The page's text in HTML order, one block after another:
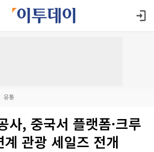
유통
사, 중국서 플랫폼·크루
계 관광 세일즈 전개